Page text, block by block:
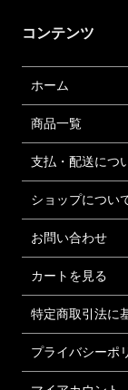
コンテンツ
ホーム
商品一覧
支払・配送につ
ショップについ
お問い合わせ
カートを見る
特定商取引法に
プライバシーポ